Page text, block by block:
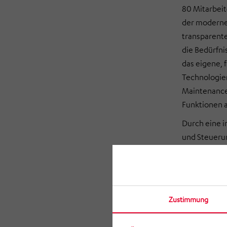
Zustimmung
80
der
die
das eigene,
Funktionen
Durch eine
und
„Wir freuen